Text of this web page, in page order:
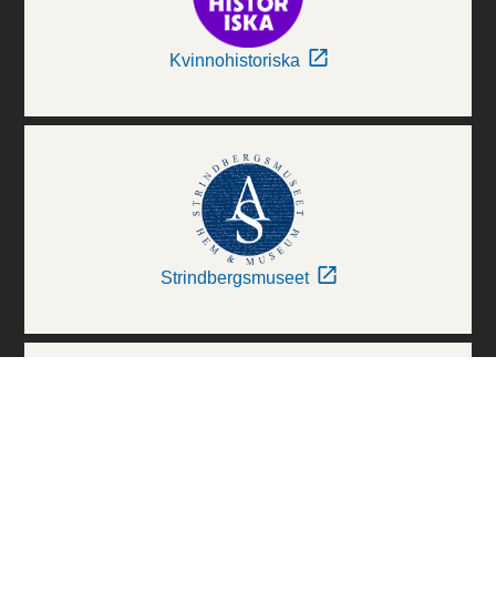
Kvinnohistoriska
Strindbergsmuseet